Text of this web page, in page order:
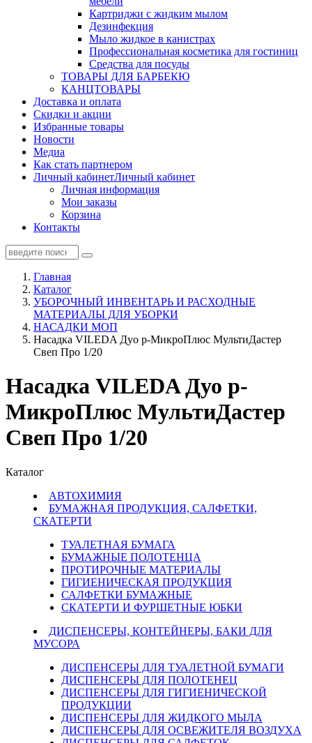
Картриджи с жидким мылом
Дезинфекция
Мыло жидкое в канистрах
Профессиональная косметика для гостиниц
Средства для посуды
ТОВАРЫ ДЛЯ БАРБЕКЮ
КАНЦТОВАРЫ
Доставка и оплата
Скидки и акции
Избранные товары
Новости
Медиа
Как стать партнером
Личный кабинетЛичный кабинет
Личная информация
Мои заказы
Корзина
Контакты
Главная
Каталог
УБОРОЧНЫЙ ИНВЕНТАРЬ И РАСХОДНЫЕ
МАТЕРИАЛЫ ДЛЯ УБОРКИ
НАСАДКИ МОП
Насадка VILEDA Дуо р-МикроПлюс МультиДастер
Свеп Про 1/20
Насадка VILEDA Дуо р-
МикроПлюс МультиДастер
Свеп Про 1/20
Каталог
АВТОХИМИЯ
БУМАЖНАЯ ПРОДУКЦИЯ, САЛФЕТКИ,
СКАТЕРТИ
ТУАЛЕТНАЯ БУМАГА
БУМАЖНЫЕ ПОЛОТЕНЦА
ПРОТИРОЧНЫЕ МАТЕРИАЛЫ
ГИГИЕНИЧЕСКАЯ ПРОДУКЦИЯ
САЛФЕТКИ БУМАЖНЫЕ
СКАТЕРТИ И ФУРШЕТНЫЕ ЮБКИ
ДИСПЕНСЕРЫ, КОНТЕЙНЕРЫ, БАКИ ДЛЯ
МУСОРА
ДИСПЕНСЕРЫ ДЛЯ ТУАЛЕТНОЙ БУМАГИ
ДИСПЕНСЕРЫ ДЛЯ ПОЛОТЕНЕЦ
ДИСПЕНСЕРЫ ДЛЯ ГИГИЕНИЧЕСКОЙ
ПРОДУКЦИИ
ДИСПЕНСЕРЫ ДЛЯ ЖИДКОГО МЫЛА
ДИСПЕНСЕРЫ ДЛЯ ОСВЕЖИТЕЛЯ ВОЗДУХА